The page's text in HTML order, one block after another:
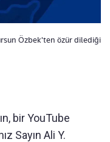
Özbek'ten özür dilediği
bir YouTube
Sayın Ali Y.